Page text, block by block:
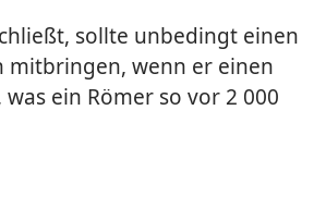
sollte unbedingt einen
mitbringen, wenn er einen
ein Römer so vor 2 000